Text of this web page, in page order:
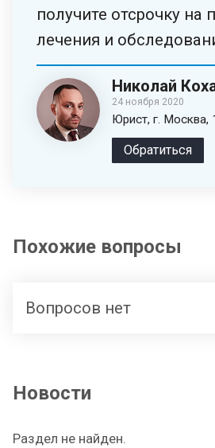
получите отсрочку на
лечения и
Николай
24 ноября 2020
Юрист, г. Москва,
Обратиться
Похожие вопросы
Вопросов нет
Новости
Раздел не найден.